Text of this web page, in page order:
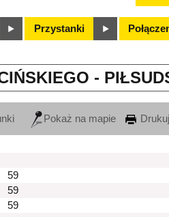
Przystanki
-
Pokaż na mapie Drukuj
59
59
59